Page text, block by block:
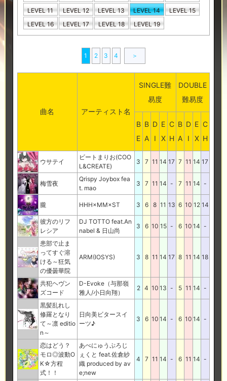
LEVEL 11
LEVEL 12 LEVEL 13 LEVEL 14
LEVEL 15
LEVEL 16
LEVEL 17 LEVEL 18 LEVEL 19
1 2 3 4 ＞
曲名 アーティスト名
SINGLE難
易度
DOUBLE
難易度
B
E
B
A
D
I
E
X
C
H
B
A
D
I
E
X
C
H
ウサテイ
ビートまりお(COO
L&CREATE)
3 7 11 14 17 7 11 14 17
梅雪夜
Qrispy Joybox fea
t. mao
3 7 11 14 - 7 11 14 -
朧 HHH×MM×ST 3 6 8 11 13 6 10 12 14
彼方のリフ
レシア
DJ TOTTO feat.An
nabel & 日山尚
3 6 10 15 - 6 10 14 -
患部で止ま
ってすぐ溶
ける～狂気
の優曇華院
ARM(IOSYS) 3 8 11 14 17 8 11 14 18
共犯ヘヴン
ズコード
D-Evoke（与那嶺
雅人/小日向翔）
2 4 10 13 - 5 11 14 -
黒髪乱れし
修羅となり
て～凛 editio
n～
日向美ビタースイ
ーツ♪
3 6 10 14 - 6 10 14 -
恋はどう？
モロ◎波動O
K☆方程
式！！
あべにゅうぷろじ
ぇくと feat.佐倉紗
織 produced by av
e;new
4 7 11 14 - 6 11 14 -